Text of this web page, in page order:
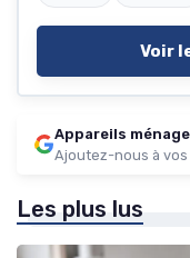
Voir
Appareils
Ajoutez-nous à
Les plus lus